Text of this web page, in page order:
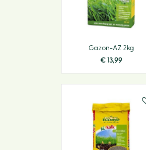
Gazon-AZ 2kg
€ 13,99